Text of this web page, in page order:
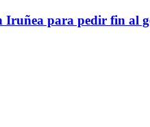
Iruñea para pedir fin al